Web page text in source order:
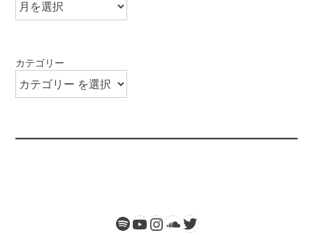
カテゴリー
Spotify
YouTube
Instagram
SoundCloud
Twitter